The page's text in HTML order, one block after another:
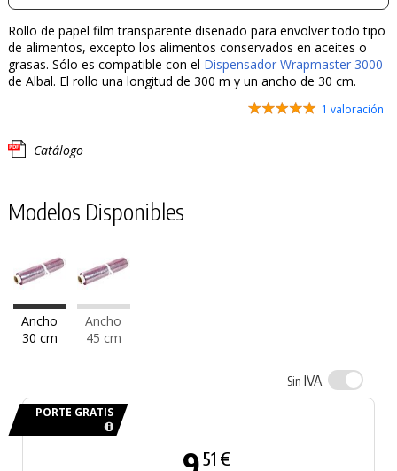
Rollo de papel film transparente diseñado para envolver todo tipo
de alimentos, excepto los alimentos conservados en aceites o
grasas. Sólo es compatible con el Dispensador Wrapmaster 3000
de Albal. El rollo una longitud de 300 m y un ancho de 30 cm.
1 valoración
Catálogo
Modelos Disponibles
Ancho
30 cm
Ancho
45 cm
Sin IVA
PORTE GRATIS
51 €